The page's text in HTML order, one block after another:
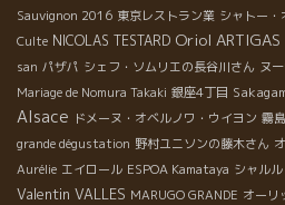
Sauvignon 2016 東京レストラン業 シャトー・
Culte NICOLAS TESTARD Oriol ARTIGAS
san パザパ シェフ・ソムリエの長谷川さん ヌ
Mariage de Nomura Takaki 銀座4丁目
Alsace ドメーヌ・オベルノワ・ウイヨン 霧島
grande dégustation 野村ユニソンの藤木さん
Aurélie エイロール ESPOA Kamataya シャル
Valentin VALLES MARUGO GRANDE オーリ